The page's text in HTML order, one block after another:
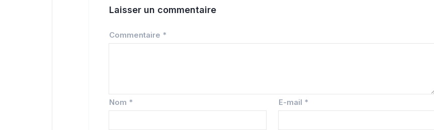
Laisser un commentaire
Commentaire *
Nom * E-mail *